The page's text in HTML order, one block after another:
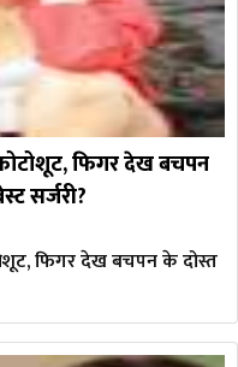
फोटोशूट, फिगर देख बचपन
सर्जरी?
फिगर देख बचपन के दोस्त